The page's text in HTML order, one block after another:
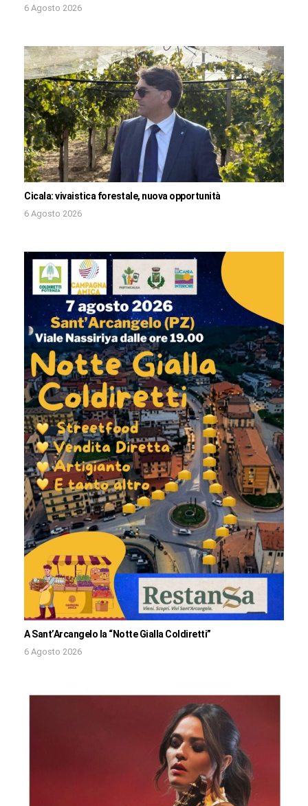
6 Agosto 2026
Cicala: vivaistica forestale, nuova opportunità
6 Agosto 2026
A Sant’Arcangelo la “Notte Gialla Coldiretti”
6 Agosto 2026